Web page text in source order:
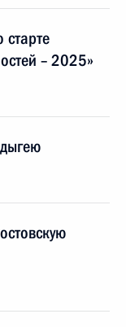
– 2025»